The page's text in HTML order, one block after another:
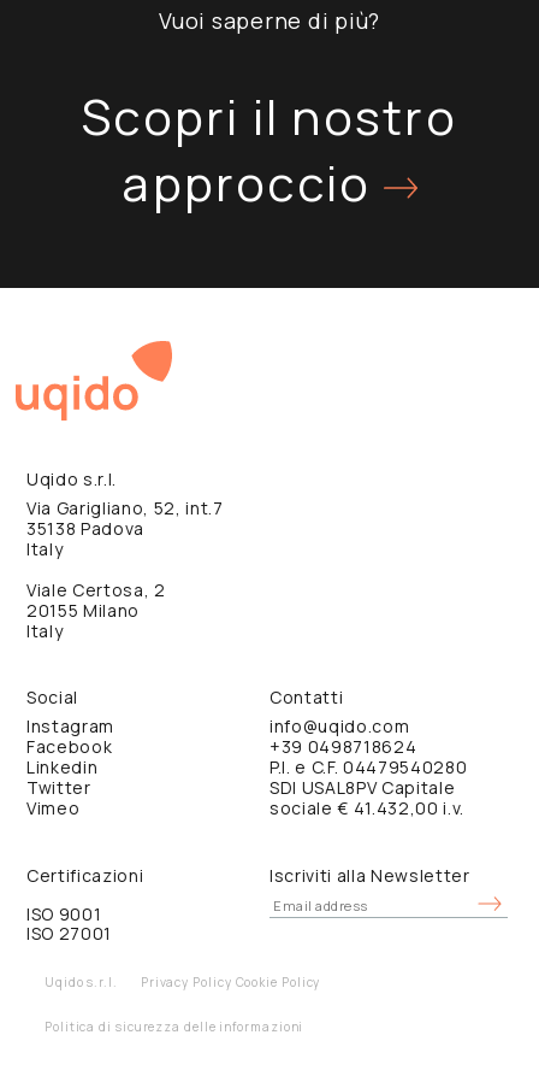
Vuoi saperne di più?
Scopri il nostro
approccio
Uqido s.r.l.
Via Garigliano, 52, int.7
35138 Padova
Italy
Viale Certosa, 2
20155 Milano
Italy
Contatti
info@uqido.com
+39 0498718624
P.I. e C.F. 04479540280
SDI USAL8PV Capitale
sociale € 41.432,00 i.v.
Social
Instagram
Facebook
Linkedin
Twitter
Vimeo
Certificazioni
ISO 9001
ISO 27001
Iscriviti alla Newsletter
Uqido s.r.l. Privacy Policy Cookie Policy
Politica di sicurezza delle informazioni